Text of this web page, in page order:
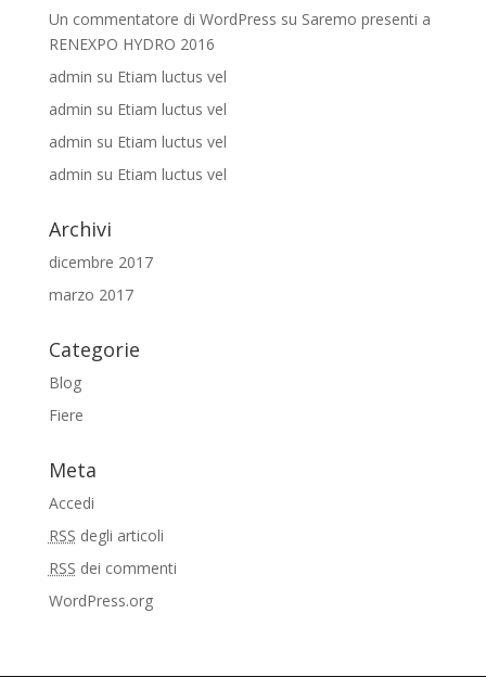
Un commentatore di WordPress su Saremo presenti a
RENEXPO HYDRO 2016
admin su Etiam luctus vel
admin su Etiam luctus vel
admin su Etiam luctus vel
admin su Etiam luctus vel
Archivi
dicembre 2017
marzo 2017
Categorie
Blog
Fiere
Meta
Accedi
RSS degli articoli
RSS dei commenti
WordPress.org